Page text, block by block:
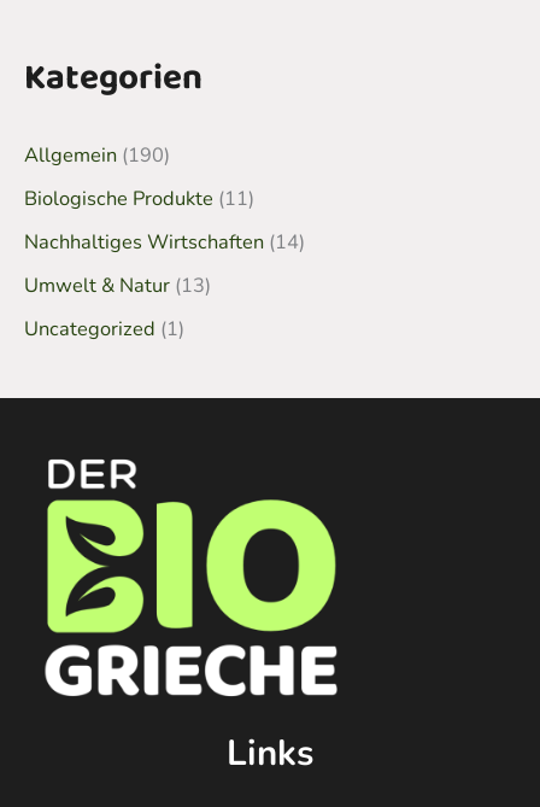
Kategorien
Allgemein (190)
Biologische Produkte (11)
Nachhaltiges Wirtschaften (14)
Umwelt & Natur (13)
Uncategorized (1)
Links